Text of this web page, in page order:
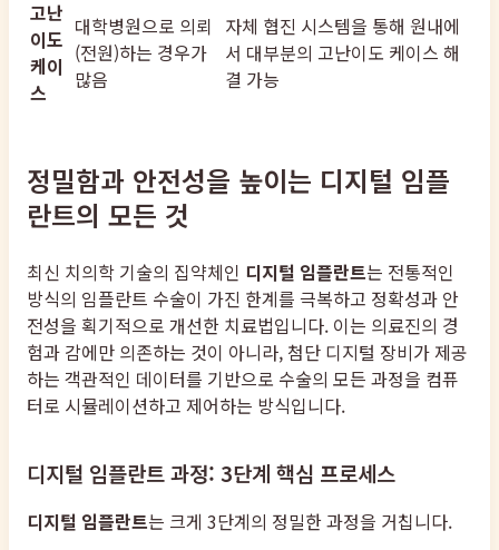
고난
이도
케이
스
대학병원으로 의뢰
(전원)하는 경우가
많음
자체 협진 시스템을 통해 원내에
서 대부분의 고난이도 케이스 해
결 가능
정밀함과 안전성을 높이는 디지털 임플
란트의 모든 것
최신 치의학 기술의 집약체인 디지털 임플란트는 전통적인
방식의 임플란트 수술이 가진 한계를 극복하고 정확성과 안
전성을 획기적으로 개선한 치료법입니다. 이는 의료진의 경
험과 감에만 의존하는 것이 아니라, 첨단 디지털 장비가 제공
하는 객관적인 데이터를 기반으로 수술의 모든 과정을 컴퓨
터로 시뮬레이션하고 제어하는 방식입니다.
디지털 임플란트 과정: 3단계 핵심 프로세스
디지털 임플란트는 크게 3단계의 정밀한 과정을 거칩니다.